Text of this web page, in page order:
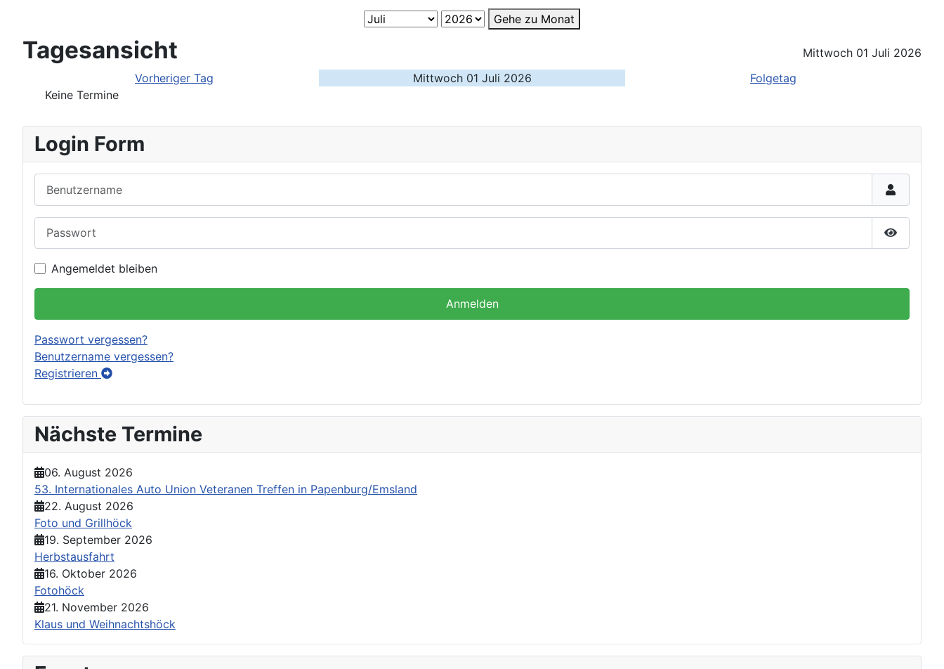
Gehe zu Monat
Tagesansicht
Mittwoch 01 Juli 2026
Vorheriger Tag
Mittwoch 01 Juli 2026
Folgetag
Keine Termine
Login Form
Passwort
Angemeldet bleiben
Anmelden
Passwort vergessen?
Benutzername vergessen?
Registrieren
Nächste Termine
06. August 2026
53. Internationales Auto Union Veteranen Treffen in Papenburg/Emsland
22. August 2026
Foto und Grillhöck
19. September 2026
Herbstausfahrt
16. Oktober 2026
Fotohöck
21. November 2026
Klaus und Weihnachtshöck